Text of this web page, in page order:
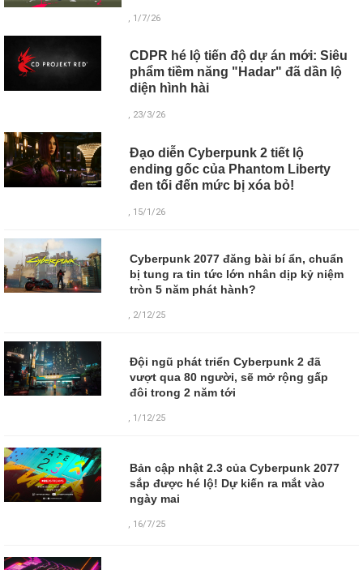
, 1/7/26
CDPR hé lộ tiến độ dự án mới: Siêu
phẩm tiềm năng "Hadar" đã dần lộ
diện hình hài
, 23/3/26
Đạo diễn Cyberpunk 2 tiết lộ
ending gốc của Phantom Liberty
đen tối đến mức bị xóa bỏ!
, 15/1/26
Cyberpunk 2077 đăng bài bí ẩn, chuẩn
bị tung ra tin tức lớn nhân dịp kỷ niệm
tròn 5 năm phát hành?
, 2/12/25
Đội ngũ phát triển Cyberpunk 2 đã
vượt qua 80 người, sẽ mở rộng gấp
đôi trong 2 năm tới
, 1/12/25
Bản cập nhật 2.3 của Cyberpunk 2077
sắp được hé lộ! Dự kiến ra mắt vào
ngày mai
, 16/7/25